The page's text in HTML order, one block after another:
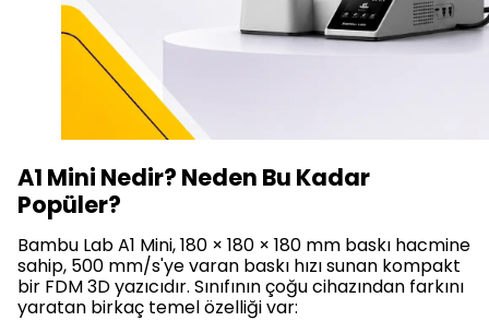
A1 Mini Nedir? Neden Bu Kadar
Popüler?
Bambu Lab A1 Mini, 180 × 180 × 180 mm baskı hacmine
sahip, 500 mm/s'ye varan baskı hızı sunan kompakt
bir FDM 3D yazıcıdır. Sınıfının çoğu cihazından farkını
yaratan birkaç temel özelliği var: